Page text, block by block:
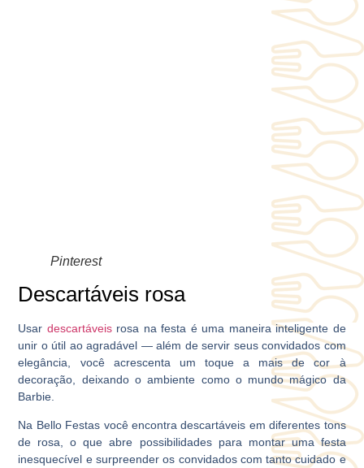
Pinterest
Descartáveis rosa
Usar descartáveis rosa na festa é uma maneira inteligente de
unir o útil ao agradável ― além de servir seus convidados com
elegância, você acrescenta um toque a mais de cor à
decoração, deixando o ambiente como o mundo mágico da
Barbie.
Na Bello Festas você encontra descartáveis em diferentes tons
de rosa, o que abre possibilidades para montar uma festa
inesquecível e surpreender os convidados com tanto cuidado e